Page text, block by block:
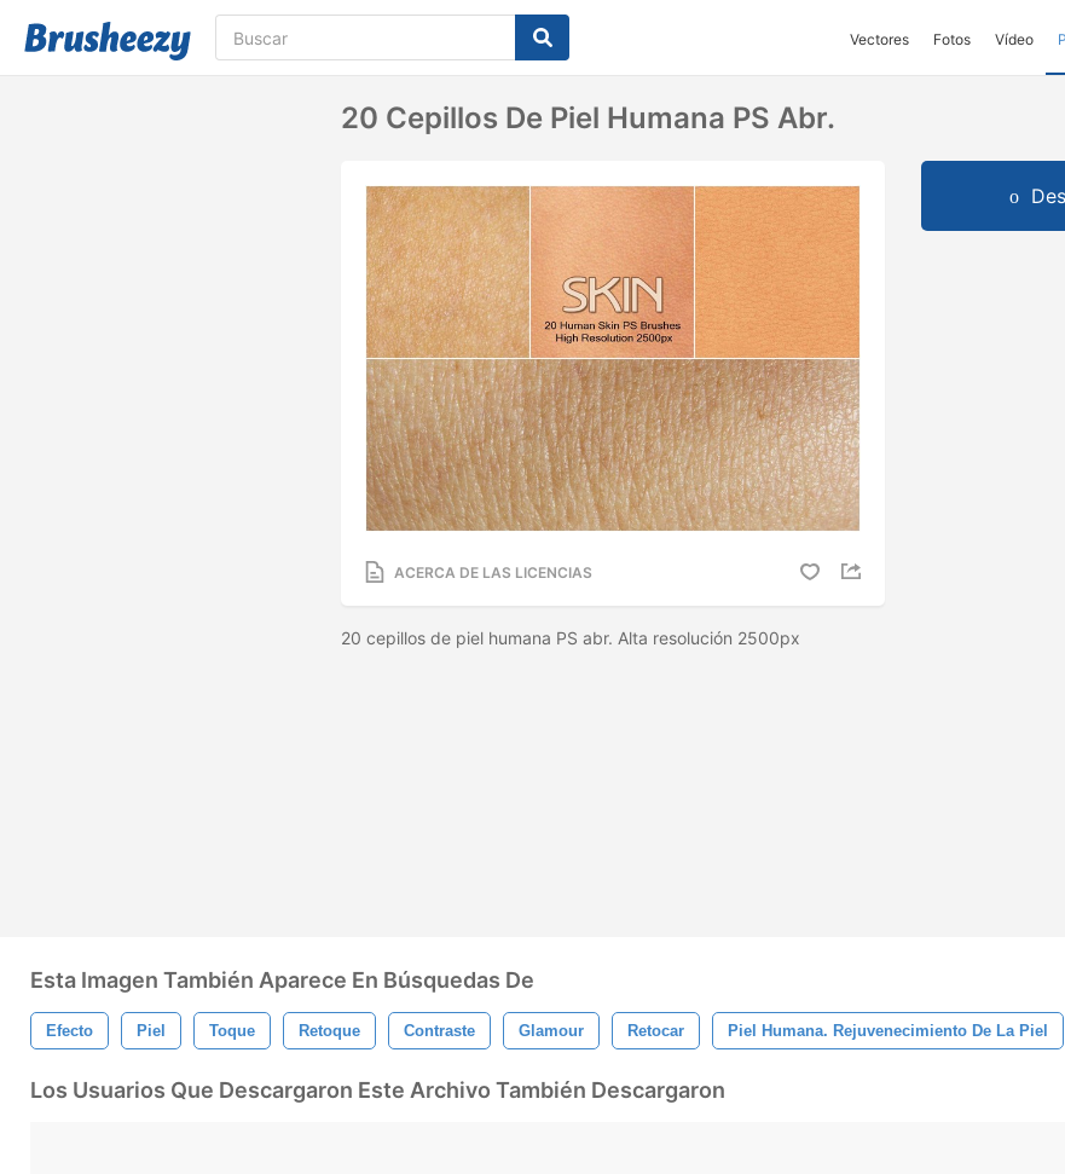
Vectores Fotos Vídeo
20 Cepillos De Piel Humana PS Abr.
ACERCA DE LAS LICENCIAS
20 cepillos de piel humana PS abr. Alta resolución 2500px
Esta Imagen También Aparece En Búsquedas De
Efecto Piel Toque Retoque Contraste Glamour Retocar Piel Humana. Rejuvenecimiento De La Piel
Los Usuarios Que Descargaron Este Archivo También Descargaron